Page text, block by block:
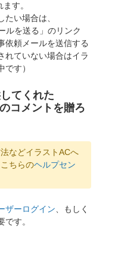
す。
い場合は、
ルを送る」のリンク
依頼メールを送信する
れていない場合はイラ
す）
てくれた
コメントを贈ろ
などイラストACへ
ちらのヘルプセン
ザーログイン 、もしく
です。